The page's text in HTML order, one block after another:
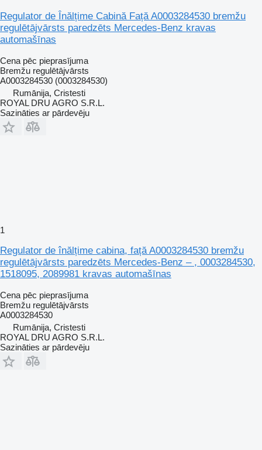
Regulator de Înălțime Cabină Față A0003284530 bremžu
regulētājvārsts paredzēts Mercedes-Benz kravas
automašīnas
Cena pēc pieprasījuma
Bremžu regulētājvārsts
A0003284530 (0003284530)
Rumānija, Cristesti
ROYAL DRU AGRO S.R.L.
Sazināties ar pārdevēju
1
Regulator de înălțime cabina, față A0003284530 bremžu
regulētājvārsts paredzēts Mercedes-Benz – , 0003284530,
1518095, 2089981 kravas automašīnas
Cena pēc pieprasījuma
Bremžu regulētājvārsts
A0003284530
Rumānija, Cristesti
ROYAL DRU AGRO S.R.L.
Sazināties ar pārdevēju